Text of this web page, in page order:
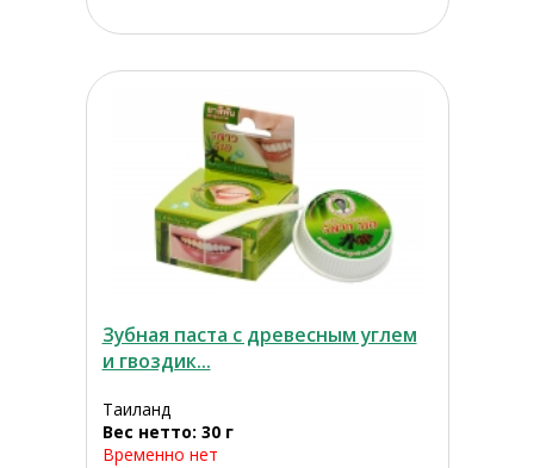
Зубная паста с древесным углем
и гвоздик...
Таиланд
Вес нетто: 30 г
Временно нет